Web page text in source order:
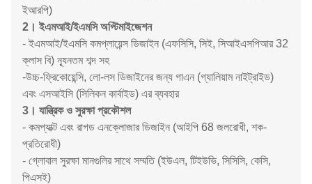
ইআরপি)
2। ইএমআই/ইএমসি অপ্টিমাইজেশন
- ইএমআই/ইএমসি কমপ্লায়েন্স ডিজাইন (এফসিসি, সিই, সিআইএসপিআর 32
ক্লাস বি) ন্যূনতম শব্দ সহ
-উচ্চ-ফ্রিকোয়েন্সি, লো-লস ডিজাইনের জন্য গাএন (গ্যালিয়াম নাইট্রাইড)
এবং এসআইসি (সিলিকন কার্বাইড) এর ব্যবহার
3। যান্ত্রিক ও সুরক্ষা প্রকৌশল
- কমপ্যাক্ট এবং রাগড এনক্লোজার ডিজাইন (আইপি 68 জলরোধী, শক-
প্রতিরোধী)
- গ্লোবাল সুরক্ষা মানগুলির সাথে সম্মতি (ইউএল, টিইউভি, সিসিসি, কেসি,
পিএসই)